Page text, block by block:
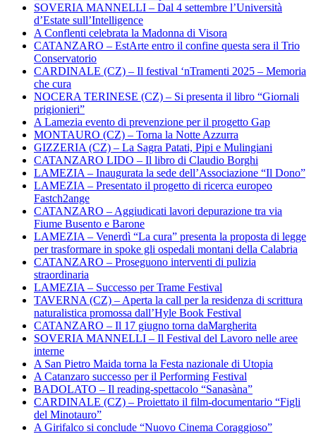
SOVERIA MANNELLI – Dal 4 settembre l’Università
d’Estate sull’Intelligence
A Conflenti celebrata la Madonna di Visora
CATANZARO – EstArte entro il confine questa sera il Trio
Conservatorio
CARDINALE (CZ) – Il festival ‘nTramenti 2025 – Memoria
che cura
NOCERA TERINESE (CZ) – Si presenta il libro “Giornali
prigionieri”
A Lamezia evento di prevenzione per il progetto Gap
MONTAURO (CZ) – Torna la Notte Azzurra
GIZZERIA (CZ) – La Sagra Patati, Pipi e Mulingiani
CATANZARO LIDO – Il libro di Claudio Borghi
LAMEZIA – Inaugurata la sede dell’Associazione “Il Dono”
LAMEZIA – Presentato il progetto di ricerca europeo
Fastch2ange
CATANZARO – Aggiudicati lavori depurazione tra via
Fiume Busento e Barone
LAMEZIA – Venerdì “La cura” presenta la proposta di legge
per trasformare in spoke gli ospedali montani della Calabria
CATANZARO – Proseguono interventi di pulizia
straordinaria
LAMEZIA – Successo per Trame Festival
TAVERNA (CZ) – Aperta la call per la residenza di scrittura
naturalistica promossa dall’Hyle Book Festival
CATANZARO – Il 17 giugno torna daMargherita
SOVERIA MANNELLI – Il Festival del Lavoro nelle aree
interne
A San Pietro Maida torna la Festa nazionale di Utopia
A Catanzaro successo per il Performing Festival
BADOLATO – Il reading-spettacolo “Sanasàna”
CARDINALE (CZ) – Proiettato il film-documentario “Figli
del Minotauro”
A Girifalco si conclude “Nuovo Cinema Coraggioso”